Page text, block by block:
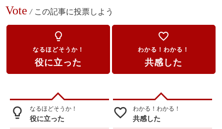
Vote / この記事に投票しよう
lightbulb_outline
なるほどそうか！
役に立った
favorite_border
わかる！わかる！
共感した
lightbulb_outline なるほどそうか！
役に立った favorite_border わかる！わかる！
共感した